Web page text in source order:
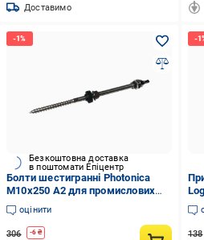
Доставимо
Безкоштовна доставка
в поштомати Епіцентр
Болти шестигранні Photonica
М10х250 А2 для промислових
застосувань Сірий (DW-10-250)
оцінити
306 -6 ₴ 138